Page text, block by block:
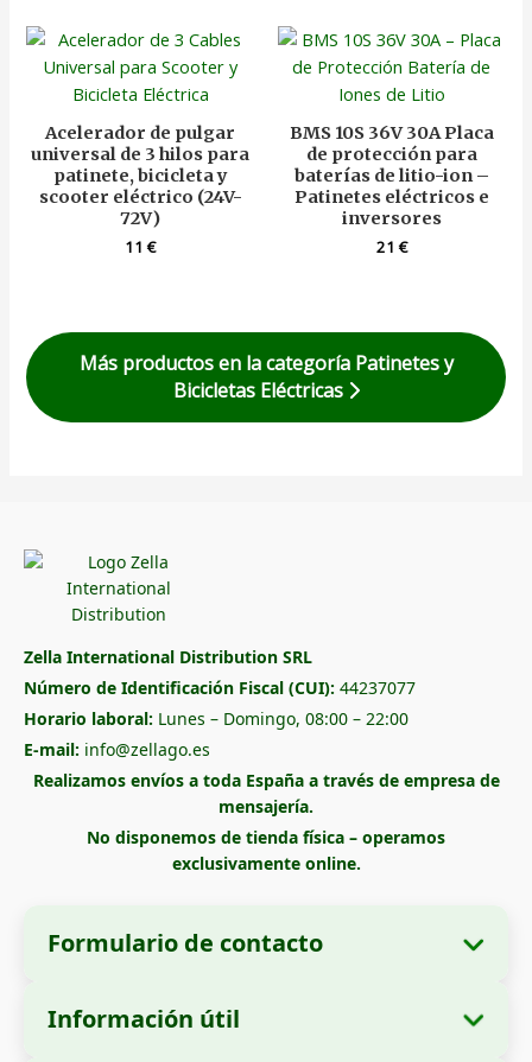
Acelerador de pulgar
universal de 3 hilos para
patinete, bicicleta y
scooter eléctrico (24V-
72V)
11€
BMS 10S 36V 30A Placa
de protección para
baterías de litio-ion –
Patinetes eléctricos e
inversores
21€
Más productos en la categoría Patinetes y
Bicicletas Eléctricas
Zella International Distribution SRL
Número de Identificación Fiscal (CUI): 44237077
Horario laboral: Lunes – Domingo, 08:00 – 22:00
E-mail: info@zellago.es
Realizamos envíos a toda España a través de empresa de
mensajería.
No disponemos de tienda física – operamos
exclusivamente online.
Formulario de contacto
Información útil